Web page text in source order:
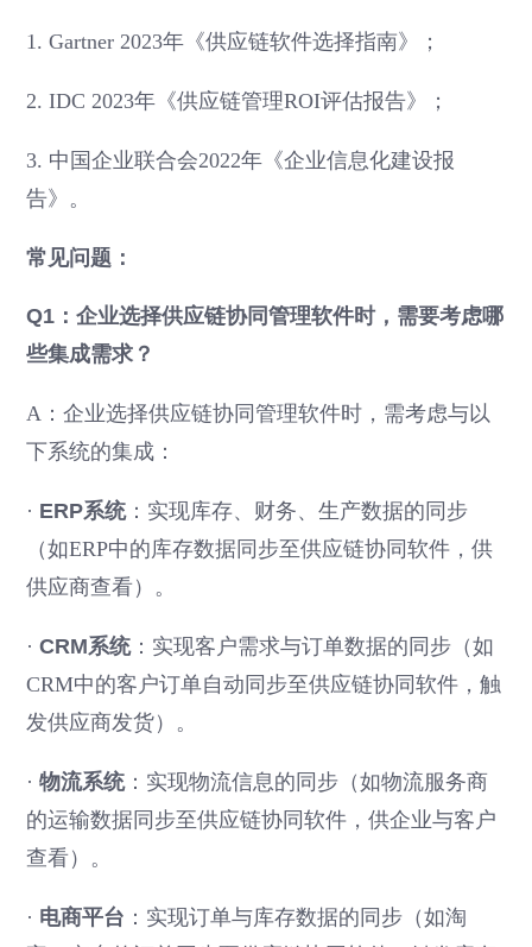
1. Gartner 2023年《供应链软件选择指南》；
2. IDC 2023年《供应链管理ROI评估报告》；
3. 中国企业联合会2022年《企业信息化建设报
告》。
常见问题：
Q1：企业选择供应链协同管理软件时，需要考虑哪
些集成需求？
A：企业选择供应链协同管理软件时，需考虑与以
下系统的集成：
· ERP系统：实现库存、财务、生产数据的同步
（如ERP中的库存数据同步至供应链协同软件，供
供应商查看）。
·CRM系统：实现客户需求与订单数据的同步（如
CRM中的客户订单自动同步至供应链协同软件，触
发供应商发货）。
·物流系统：实现物流信息的同步（如物流服务商
的运输数据同步至供应链协同软件，供企业与客户
查看）。
· 电商平台 ：实现订单与库存数据的同步（如淘